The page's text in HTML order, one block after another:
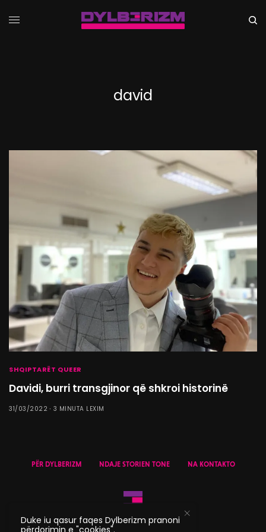
david
SHQIPTARËT QUEER
Davidi, burri transgjinor që shkroi historinë
31/03/2022 3 MINUTA LEXIM
PËR DYLBERIZM NDAJE STORIEN TONE NA KONTAKTO
Duke iu qasur faqes Dylberizm pranoni
përdorimin e "cookies".